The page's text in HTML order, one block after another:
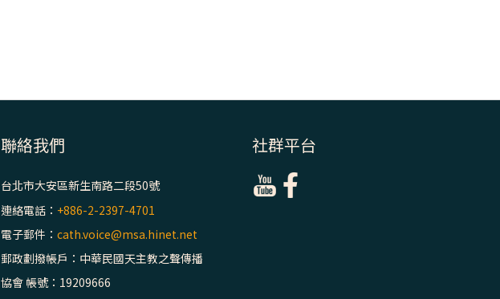
聯絡我們
台北市大安區新生南路二段50號
連絡電話： +886-2-2397-4701
電子郵件： cath.voice@msa.hinet.net
郵政劃撥帳戶：中華民國天主教之聲傳播
協會 帳號：19209666
社群平台